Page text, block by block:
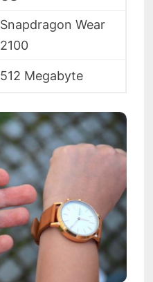
Snapdragon Wear
2100
512 Megabyte